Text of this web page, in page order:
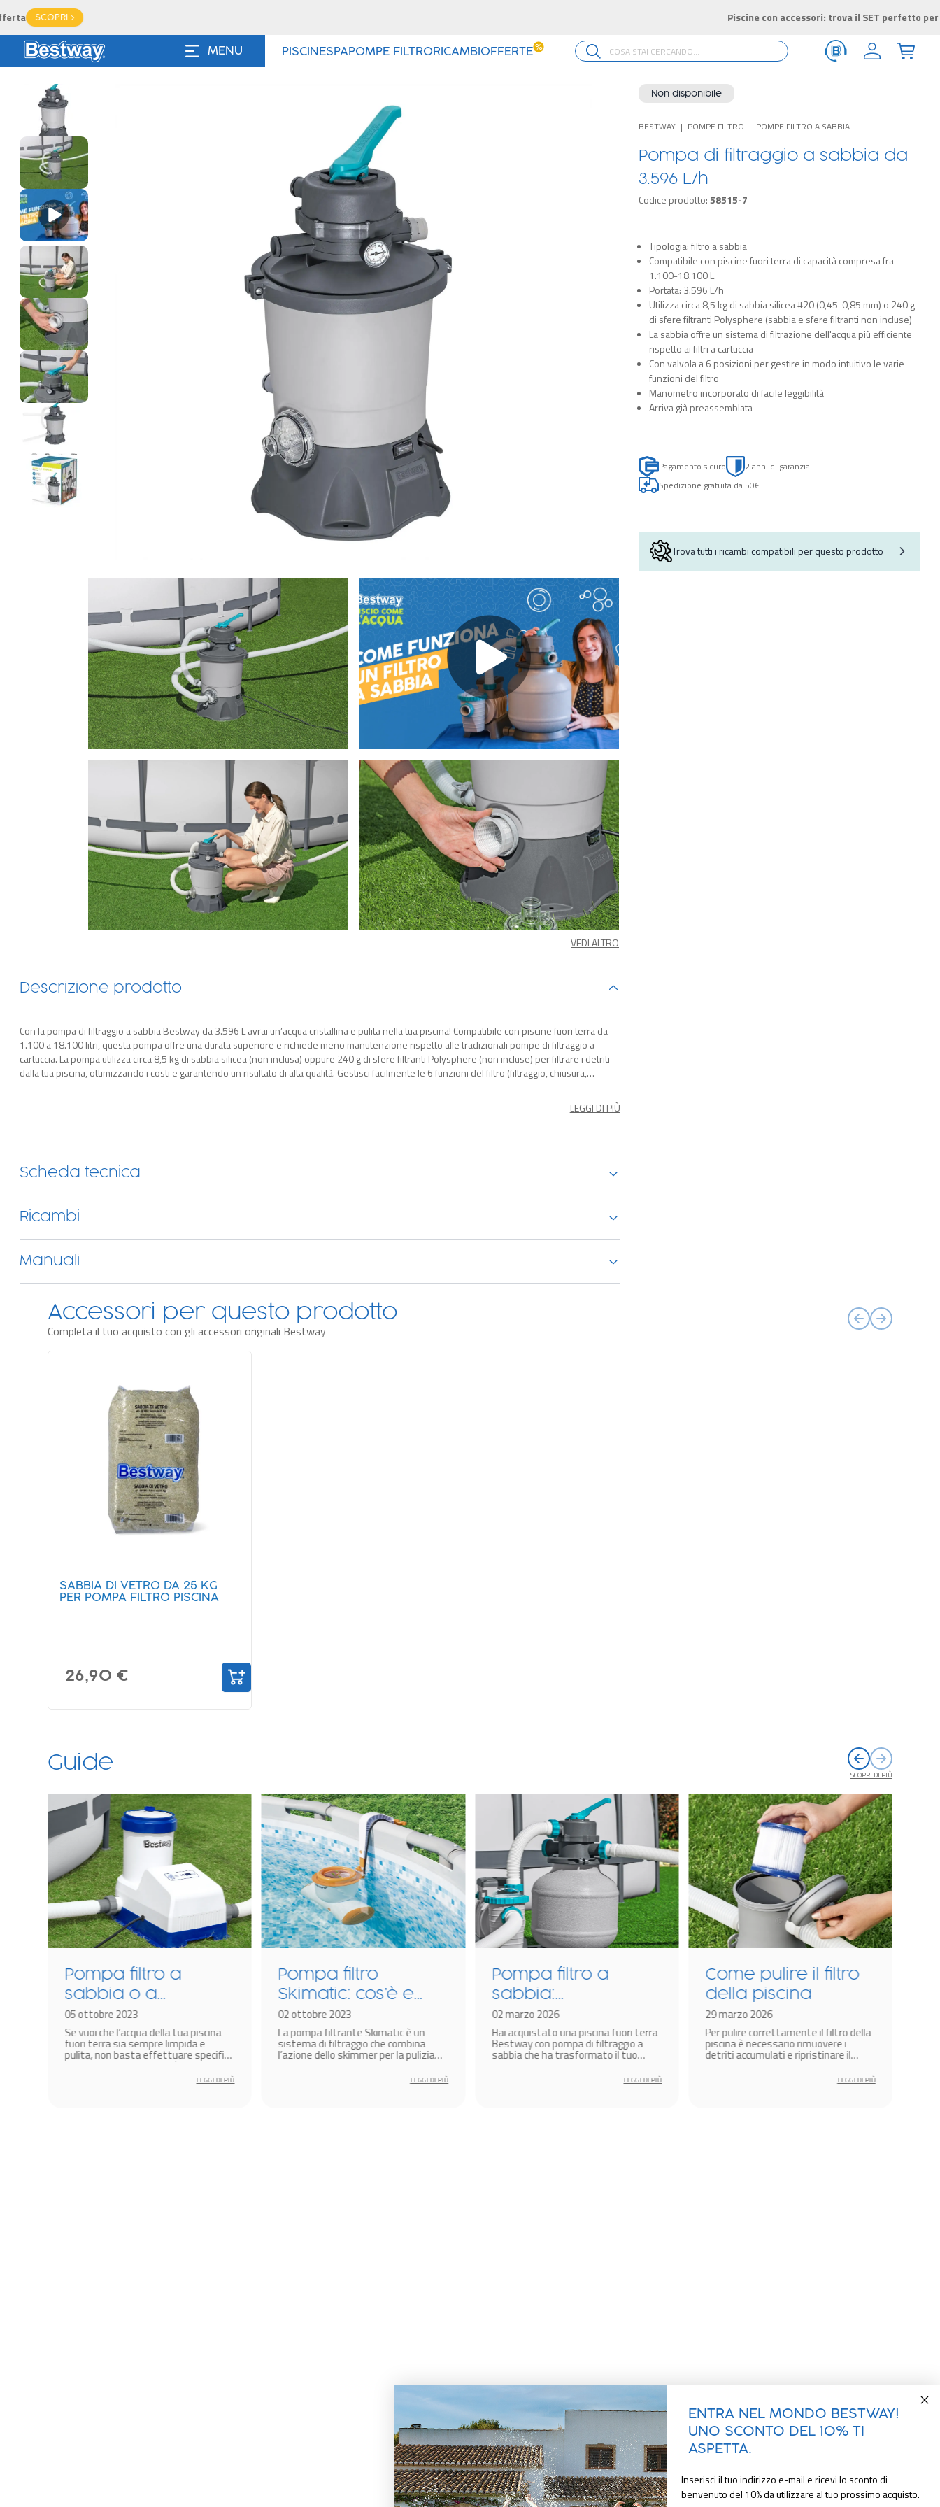
MENU PISCINESPAPOMPE FILTRORICAMBI OFFERTE %
VEDI ALTRO
Non disponibile
BESTWAY POMPE FILTRO POMPE FILTRO A SABBIA
Pompa di filtraggio a sabbia da
3.596 L/h
Codice prodotto:58515-7
Tipologia: filtro a sabbia
Compatibile con piscine fuori terra di capacità compresa fra
1.100-18.100 L
Portata: 3.596 L/h
Utilizza circa 8,5 kg di sabbia silicea #20 (0,45-0,85 mm) o 240 g
di sfere filtranti Polysphere (sabbia e sfere filtranti non incluse)
La sabbia offre un sistema di filtrazione dell'acqua più efficiente
rispetto ai filtri a cartuccia
Con valvola a 6 posizioni per gestire in modo intuitivo le varie
funzioni del filtro
Manometro incorporato di facile leggibilità
Arriva già preassemblata
Pagamento sicuro
2 anni di garanzia
Spedizione gratuita da 50€
Trova tutti i ricambi compatibili per questo prodotto
Descrizione prodotto
Con la pompa di filtraggio a sabbia Bestway da 3.596 L avrai un’acqua cristallina e pulita nella tua piscina! Compatibile con piscine fuori terra da
1.100 a 18.100 litri, questa pompa offre una durata superiore e richiede meno manutenzione rispetto alle tradizionali pompe di filtraggio a
cartuccia. La pompa utilizza circa 8,5 kg di sabbia silicea (non inclusa) oppure 240 g di sfere filtranti Polysphere (non incluse) per filtrare i detriti
dalla tua piscina, ottimizzando i costi e garantendo un risultato di alta qualità. Gestisci facilmente le 6 funzioni del filtro (filtraggio, chiusura,
LEGGI DI PIÙ
Scheda tecnica
Ricambi
Manuali
Accessori per questo prodotto
Completa il tuo acquisto con gli accessori originali Bestway
SABBIA DI VETRO DA 25 KG
PER POMPA FILTRO PISCINA
26,90 €
Guide
SCOPRI DI PIÙ
Pompa filtro a
sabbia o a
cartuccia? Scopri
vantaggi e
svantaggi
05 ottobre 2023
Se vuoi che l’acqua della tua piscina
fuori terra sia sempre limpida e
pulita, non basta effettuare specifici
trattamenti chimici, ma è
fondamentale dotarsi di un sistema
di filtrazione dell’acqua. Nelle piscine
LEGGI DI PIÙ
Pompa filtro
Skimatic: cos’è e
come funziona?
02 ottobre 2023
La pompa filtrante Skimatic è un
sistema di filtraggio che combina
l’azione dello skimmer per la pulizia
della superficie dell’acqua e quella
della pompa filtro per la pulizia
dell’acqua (ad eccezione del fondo, per
LEGGI DI PIÙ
Pompa filtro a
sabbia:
funzionamento e
manutenzione
02 marzo 2026
Hai acquistato una piscina fuori terra
Bestway con pompa di filtraggio a
sabbia che ha trasformato il tuo
LEGGI DI PIÙ
Come pulire il filtro
della piscina
29 marzo 2026
Per pulire correttamente il filtro della
piscina è necessario rimuovere i
detriti accumulati e ripristinare il
corretto flusso dell’acqua.
LEGGI DI PIÙ
ENTRA NEL MONDO BESTWAY!
UNO SCONTO DEL 10% TI
ASPETTA.
Inserisci il tuo indirizzo e-mail e ricevi lo sconto di
benvenuto del 10% da utilizzare al tuo prossimo acquisto.